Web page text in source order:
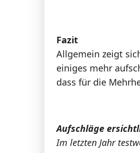
Fazit
Allgemein zeigt
einiges mehr
dass für die
Aufschläge
Im letzten Jahr